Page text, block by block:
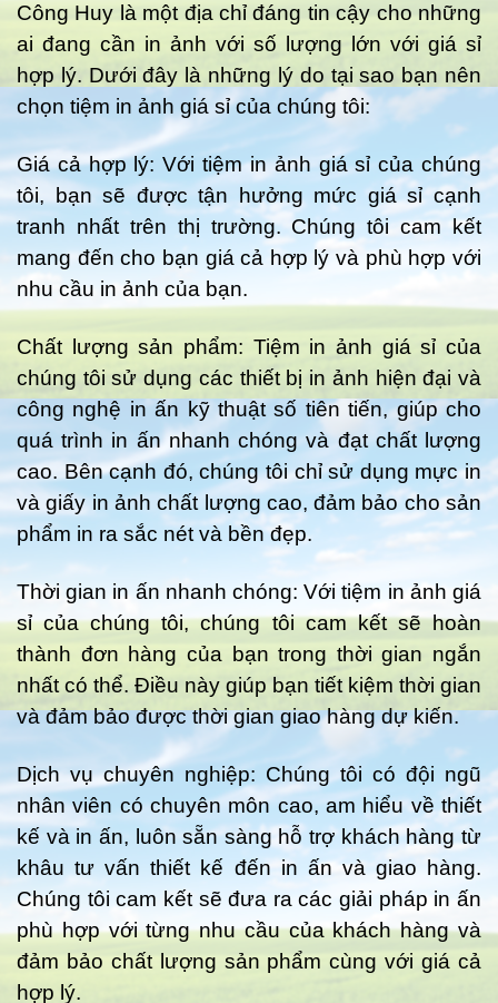
Công Huy là một địa chỉ đáng tin cậy cho những
ai đang cần in ảnh với số lượng lớn với giá sỉ
hợp lý. Dưới đây là những lý do tại sao bạn nên
chọn tiệm in ảnh giá sỉ của chúng tôi:
Giá cả hợp lý: Với tiệm in ảnh giá sỉ của chúng
tôi, bạn sẽ được tận hưởng mức giá sỉ cạnh
tranh nhất trên thị trường. Chúng tôi cam kết
mang đến cho bạn giá cả hợp lý và phù hợp với
nhu cầu in ảnh của bạn.
Chất lượng sản phẩm: Tiệm in ảnh giá sỉ của
chúng tôi sử dụng các thiết bị in ảnh hiện đại và
công nghệ in ấn kỹ thuật số tiên tiến, giúp cho
quá trình in ấn nhanh chóng và đạt chất lượng
cao. Bên cạnh đó, chúng tôi chỉ sử dụng mực in
và giấy in ảnh chất lượng cao, đảm bảo cho sản
phẩm in ra sắc nét và bền đẹp.
Thời gian in ấn nhanh chóng: Với tiệm in ảnh giá
sỉ của chúng tôi, chúng tôi cam kết sẽ hoàn
thành đơn hàng của bạn trong thời gian ngắn
nhất có thể. Điều này giúp bạn tiết kiệm thời gian
và đảm bảo được thời gian giao hàng dự kiến.
Dịch vụ chuyên nghiệp: Chúng tôi có đội ngũ
nhân viên có chuyên môn cao, am hiểu về thiết
kế và in ấn, luôn sẵn sàng hỗ trợ khách hàng từ
khâu tư vấn thiết kế đến in ấn và giao hàng.
Chúng tôi cam kết sẽ đưa ra các giải pháp in ấn
phù hợp với từng nhu cầu của khách hàng và
đảm bảo chất lượng sản phẩm cùng với giá cả
hợp lý.